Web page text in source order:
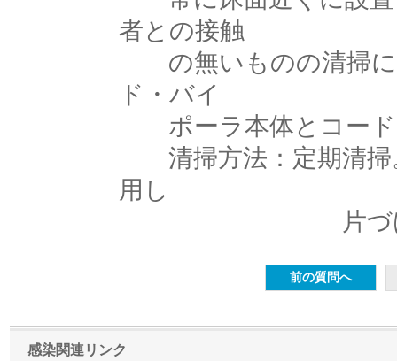
者との接触
の無いものの清掃に
ド・バイ
ポーラ本体とコード
清掃方法：定期清掃
用し
片づけ
感染関連リンク